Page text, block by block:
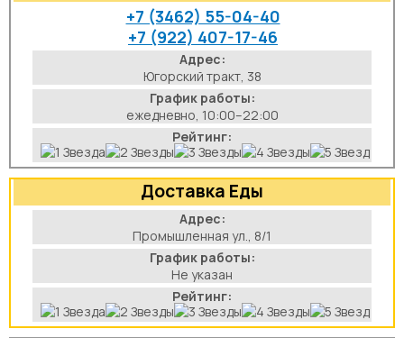
+7 (3462) 55-04-40
+7 (922) 407-17-46
Адрес:
Югорский тракт, 38
График работы:
ежедневно, 10:00–22:00
Рейтинг:
Доставка Еды
Адрес:
Промышленная ул., 8/1
График работы:
Не указан
Рейтинг: